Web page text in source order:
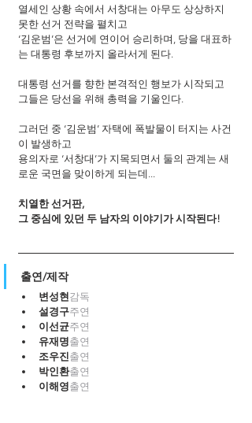
열세인 상황 속에서 서창대는 아무도 상상하지
못한 선거 전략을 펼치고
‘김운범’은 선거에 연이어 승리하며, 당을 대표하
는 대통령 후보까지 올라서게 된다.
대통령 선거를 향한 본격적인 행보가 시작되고
그들은 당선을 위해 총력을 기울인다.
그러던 중 ‘김운범’ 자택에 폭발물이 터지는 사건
이 발생하고
용의자로 ‘서창대’가 지목되면서 둘의 관계는 새
로운 국면을 맞이하게 되는데...
치열한 선거판,
그 중심에 있던 두 남자의 이야기가 시작된다!
출연/제작
변성현감독
설경구주연
이선균주연
유재명출연
조우진출연
박인환출연
이해영출연